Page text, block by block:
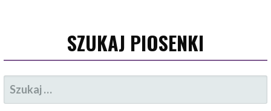
SZUKAJ PIOSENKI
SZUKAJ: